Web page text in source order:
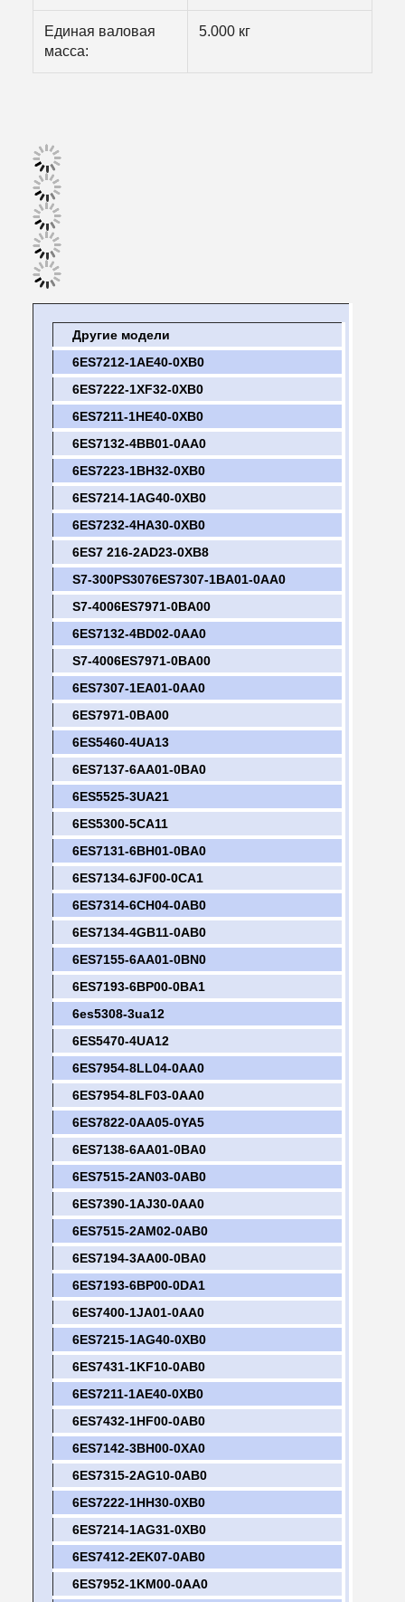
Единая валовая
масса:
5.000 кг
Другие модели
6ES7212-1AE40-0XB0
6ES7222-1XF32-0XB0
6ES7211-1HE40-0XB0
6ES7132-4BB01-0AA0
6ES7223-1BH32-0XB0
6ES7214-1AG40-0XB0
6ES7232-4HA30-0XB0
6ES7 216-2AD23-0XB8
S7-300PS3076ES7307-1BA01-0AA0
S7-4006ES7971-0BA00
6ES7132-4BD02-0AA0
S7-4006ES7971-0BA00
6ES7307-1EA01-0AA0
6ES7971-0BA00
6ES5460-4UA13
6ES7137-6AA01-0BA0
6ES5525-3UA21
6ES5300-5CA11
6ES7131-6BH01-0BA0
6ES7134-6JF00-0CA1
6ES7314-6CH04-0AB0
6ES7134-4GB11-0AB0
6ES7155-6AA01-0BN0
6ES7193-6BP00-0BA1
6es5308-3ua12
6ES5470-4UA12
6ES7954-8LL04-0AA0
6ES7954-8LF03-0AA0
6ES7822-0AA05-0YA5
6ES7138-6AA01-0BA0
6ES7515-2AN03-0AB0
6ES7390-1AJ30-0AA0
6ES7515-2AM02-0AB0
6ES7194-3AA00-0BA0
6ES7193-6BP00-0DA1
6ES7400-1JA01-0AA0
6ES7215-1AG40-0XB0
6ES7431-1KF10-0AB0
6ES7211-1AE40-0XB0
6ES7432-1HF00-0AB0
6ES7142-3BH00-0XA0
6ES7315-2AG10-0AB0
6ES7222-1HH30-0XB0
6ES7214-1AG31-0XB0
6ES7412-2EK07-0AB0
6ES7952-1KM00-0AA0